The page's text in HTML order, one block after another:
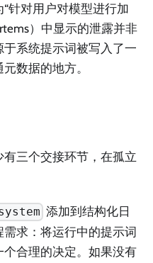
针对用户对模型进行加
）中显示的泄露并非
系统提示词被写入了一
数据的地方。
三个交接环节，在孤立
添加到结构化日
求：将运行中的提示词
合理的决定。如果没有